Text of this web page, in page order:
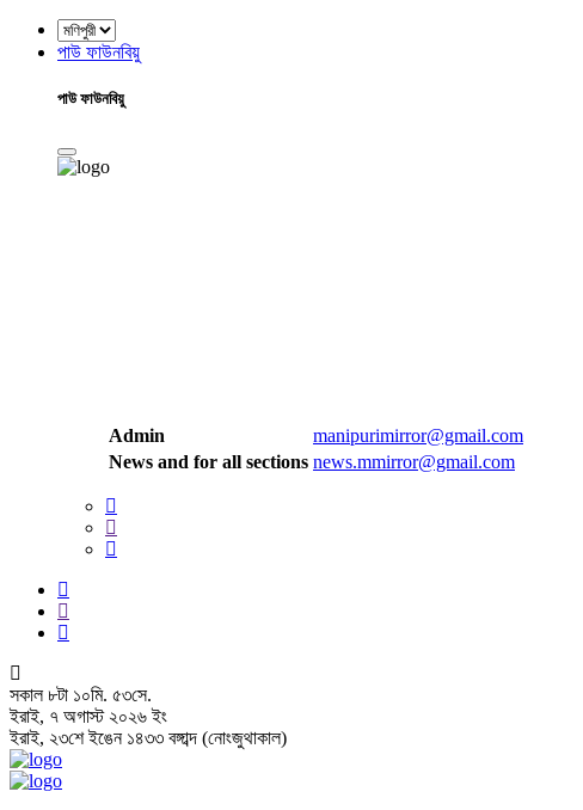
পাউ ফাউনবিয়ু
পাউ ফাউনবিয়ু
Admin
manipurimirror@gmail.com
News and for all sections news.mmirror@gmail.com
সকাল ৮টা ১০মি. ৫৪সে.
ইরাই, ৭ অগাস্ট ২০২৬ ইং
ইরাই, ২৩শে ইঙেন ১৪৩৩ বঙ্গাব্দ (নোংজুথাকাল)